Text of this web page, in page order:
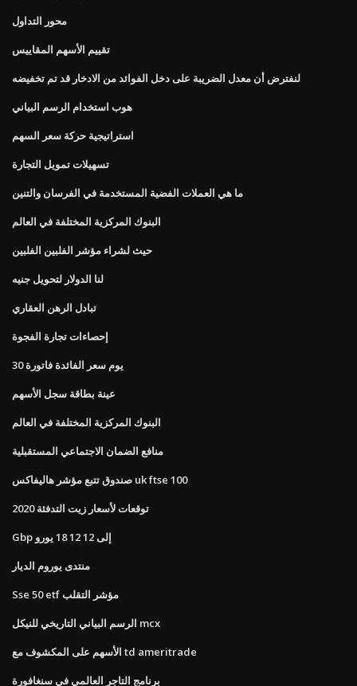
محور التداول
تقييم الأسهم المقاييس
لنفترض أن معدل الضريبة على دخل الفوائد من الادخار قد تم تخفيضه
هوب استخدام الرسم البياني
استراتيجية حركة سعر السهم
تسهيلات تمويل التجارة
ما هي العملات الفضية المستخدمة في الفرسان والتنين
البنوك المركزية المختلفة في العالم
حيث لشراء مؤشر الفلبين الفلبين
لنا الدولار لتحويل جنيه
تبادل الرهن العقاري
إحصاءات تجارة الفجوة
30 يوم سعر الفائدة فاتورة
عينة بطاقة سجل الأسهم
البنوك المركزية المختلفة في العالم
منافع الضمان الاجتماعي المستقبلية
صندوق تتبع مؤشر هاليفاكس uk ftse 100
توقعات لأسعار زيت التدفئة 2020
Gbp إلى 12 12 18 يورو
منتدى يوروم الديار
Sse 50 etf مؤشر التقلب
الرسم البياني التاريخي للنيكل mcx
الأسهم على المكشوف مع td ameritrade
برنامج التاجر العالمي في سنغافورة